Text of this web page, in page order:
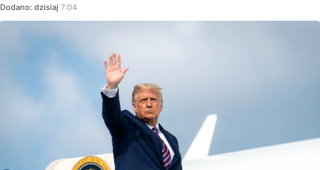
Dodano: dzisiaj 7:04